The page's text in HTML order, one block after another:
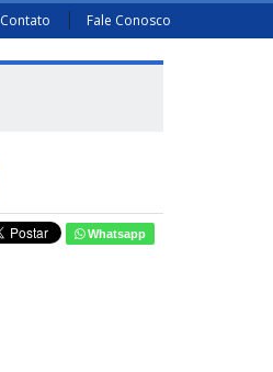
Contato Fale Conosco
Whatsapp